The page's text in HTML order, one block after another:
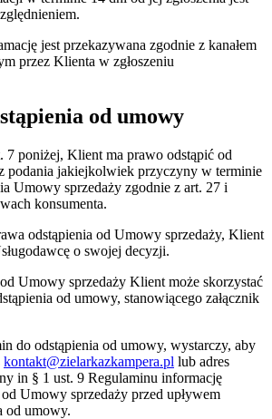
jest przekazywana zgodnie z kanałem
przez Klienta w zgłoszeniu
od umowy
7 poniżej, Klient ma prawo odstąpić od
podania jakiejkolwiek przyczyny w terminie
Umowy sprzedaży zgodnie z art. 27 i
konsumenta.
odstąpienia od Umowy sprzedaży, Klient
o swojej decyzji.
Umowy sprzedaży Klient może skorzystać
od umowy, stanowiącego załącznik
do odstąpienia od umowy, wystarczy, aby
kontakt@zielarkazkampera.pl lub adres
in § 1 ust. 9 Regulaminu informację
Umowy sprzedaży przed upływem
od umowy.